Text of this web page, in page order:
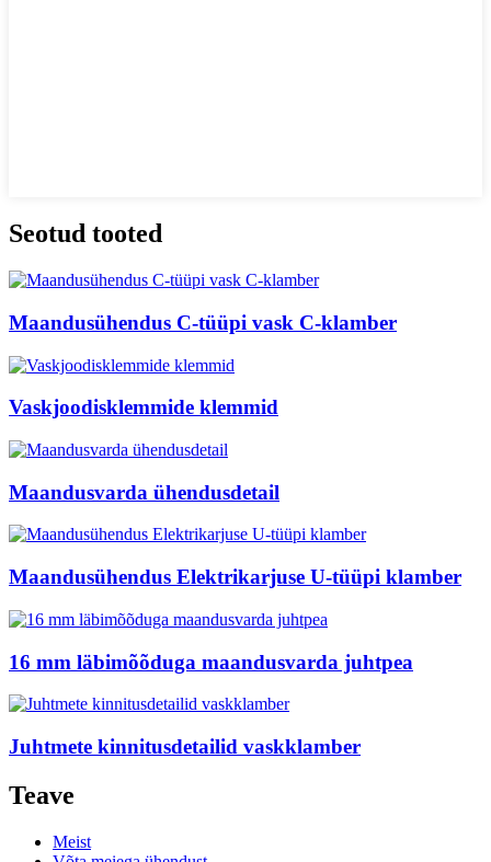
Seotud tooted
Maandusühendus C-tüüpi vask C-klamber
Vaskjoodisklemmide klemmid
Maandusvarda ühendusdetail
Maandusühendus Elektrikarjuse U-tüüpi klamber
16 mm läbimõõduga maandusvarda juhtpea
Juhtmete kinnitusdetailid vaskklamber
Teave
Meist